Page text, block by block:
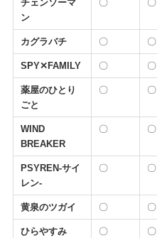
チェンソーマ
ン
〇 〇
カグラバチ 〇 〇
SPY✕FAMILY 〇 〇
薬屋のひとり
ごと
〇 〇
WIND
BREAKER
〇 〇
PSYREN-サイ
レン-
〇 〇
黄泉のツガイ 〇 〇
ひらやすみ 〇 〇